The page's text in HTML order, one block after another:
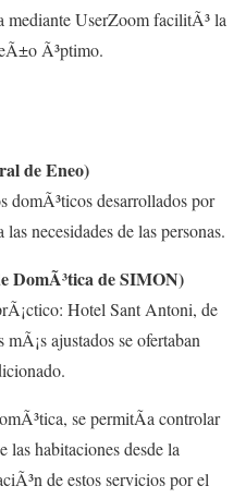
UserZoom facilitÃ³ la
Ã³ptimo.
de Eneo)
domÃ³ticos desarrollados por
necesidades de las personas.
DomÃ³tica de SIMON)
Hotel Sant Antoni, de
ajustados se ofertaban
se permitÃ­a controlar
habitaciones desde la
de estos servicios por el